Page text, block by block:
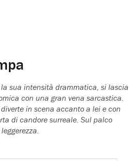
sua intensità drammatica, si lascia
con una gran vena sarcastica.
in scena accanto a lei e con
di candore surreale. Sul palco